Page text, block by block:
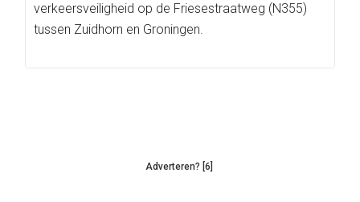
verkeersveiligheid op de Friesestraatweg (N355)
tussen Zuidhorn en Groningen.
Adverteren? [6]